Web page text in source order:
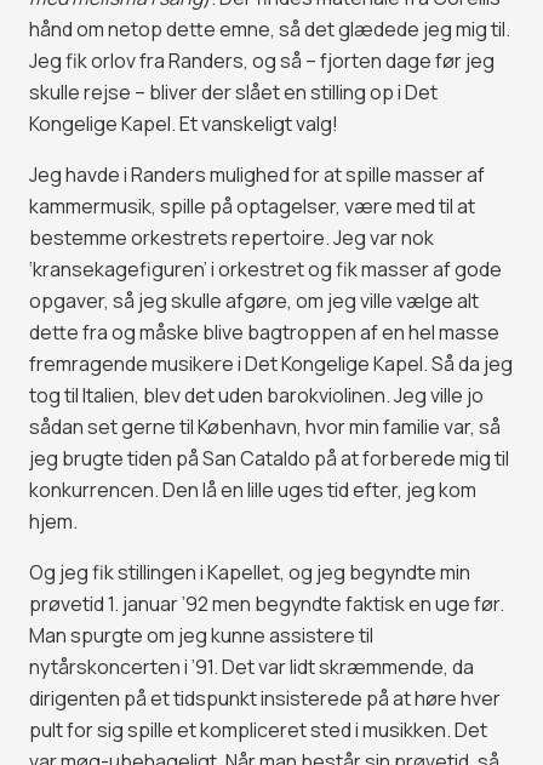
hånd om netop dette emne, så det glædede jeg mig til.
Jeg fik orlov fra Randers, og så – fjorten dage før jeg
skulle rejse – bliver der slået en stilling op i Det
Kongelige Kapel. Et vanskeligt valg!
Jeg havde i Randers mulighed for at spille masser af
kammermusik, spille på optagelser, være med til at
bestemme orkestrets repertoire. Jeg var nok
‘kransekagefiguren’ i orkestret og fik masser af gode
opgaver, så jeg skulle afgøre, om jeg ville vælge alt
dette fra og måske blive bagtroppen af en hel masse
fremragende musikere i Det Kongelige Kapel. Så da jeg
tog til Italien, blev det uden barokviolinen. Jeg ville jo
sådan set gerne til København, hvor min familie var, så
jeg brugte tiden på San Cataldo på at forberede mig til
konkurrencen. Den lå en lille uges tid efter, jeg kom
hjem.
Og jeg fik stillingen i Kapellet, og jeg begyndte min
prøvetid 1. januar ’92 men begyndte faktisk en uge før.
Man spurgte om jeg kunne assistere til
nytårskoncerten i ’91. Det var lidt skræmmende, da
dirigenten på et tidspunkt insisterede på at høre hver
pult for sig spille et kompliceret sted i musikken. Det